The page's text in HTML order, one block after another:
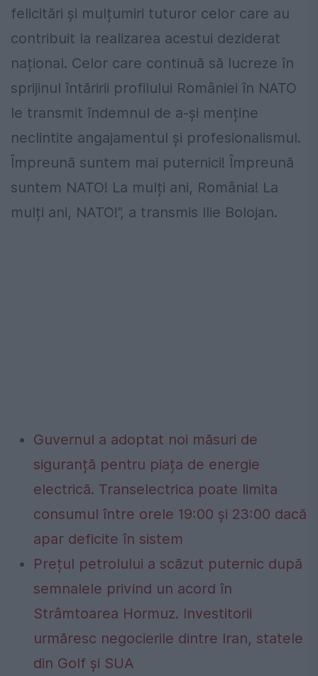
felicitări și mulțumiri tuturor celor care au
contribuit la realizarea acestui deziderat
național. Celor care continuă să lucreze în
sprijinul întăririi profilului României în NATO
le transmit îndemnul de a-și menține
neclintite angajamentul și profesionalismul.
Împreună suntem mai puternici! Împreună
suntem NATO! La mulți ani, România! La
mulți ani, NATO!”, a transmis Ilie Bolojan.
Guvernul a adoptat noi măsuri de
siguranță pentru piața de energie
electrică. Transelectrica poate limita
consumul între orele 19:00 și 23:00 dacă
apar deficite în sistem
Prețul petrolului a scăzut puternic după
semnalele privind un acord în
Strâmtoarea Hormuz. Investitorii
urmăresc negocierile dintre Iran, statele
din Golf și SUA